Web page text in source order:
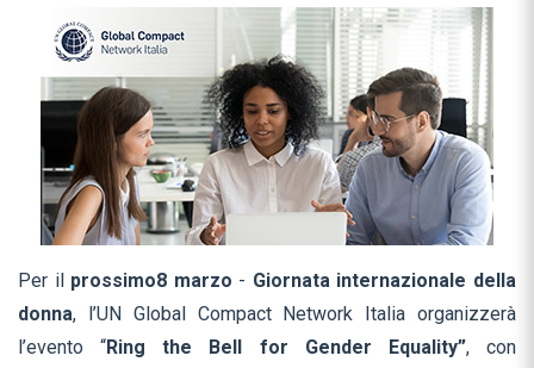
Per il prossimo8 marzo - Giornata internazionale della
donna, l’UN Global Compact Network Italia organizzerà
l’evento “Ring the Bell for Gender Equality”, con